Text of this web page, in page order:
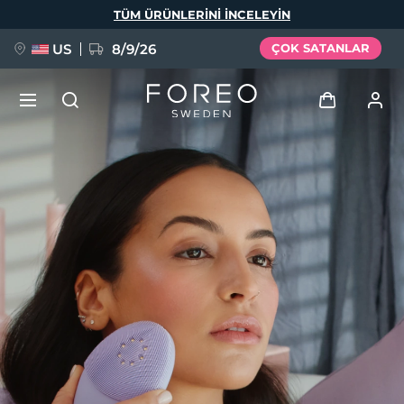
TÜM ÜRÜNLERINI INCELEYIN
US 8/9/26 ÇOK SATANLAR
Kullanici profi̇li̇
Cihazlarım
Siparişlerim
Adresim
Aboneliklerim
YENİ
FAQ™ Pure Beauty-Tech Elixir
BREAKING NEWS
issa™ Teeth Whitening Set
Dil Seçimi
English Deutsch
Español
Français
Italiano
Português
Polski
Русский
Türkçe
简体中文 繁體中文